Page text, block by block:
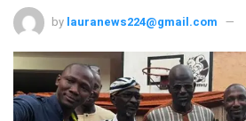
by lauranews224@gmail.com